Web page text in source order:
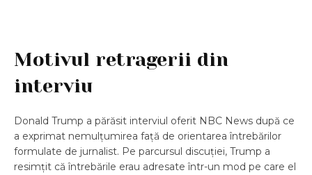
Motivul retragerii din
interviu
Donald Trump a părăsit interviul oferit NBC News după ce
a exprimat nemulțumirea față de orientarea întrebărilor
formulate de jurnalist. Pe parcursul discuției, Trump a
resimțit că întrebările erau adresate într-un mod pe care el